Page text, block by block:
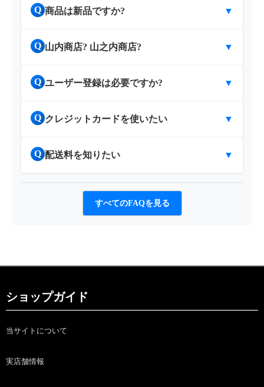
Q 商品は新品ですか? ▼
Q 山内商店? 山之内商店? ▼
Q ユーザー登録は必要ですか? ▼
Q クレジットカードを使いたい ▼
Q 配送料を知りたい ▼
すべてのFAQを見る
ショップガイド
当サイトについて
実店舗情報